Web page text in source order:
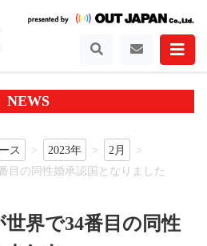
NEWS
ス 2023年
2月
目の同性婚承認国となりました
界で34番目の同性